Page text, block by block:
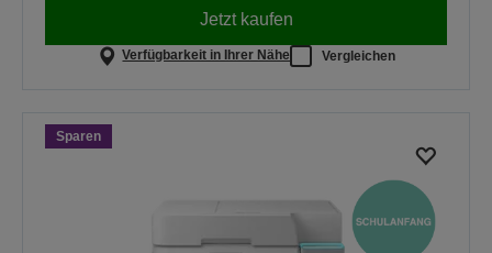
Jetzt kaufen
Verfügbarkeit in Ihrer Nähe Vergleichen
Sparen